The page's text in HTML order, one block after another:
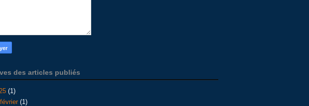
des articles publiés
(1)
février (1)